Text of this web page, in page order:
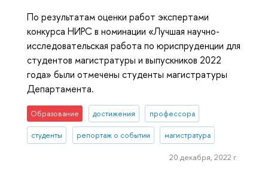
По результатам оценки работ экспертами
конкурса НИРС в номинации «Лучшая научно-
исследовательская работа по юриспруденции для
студентов магистратуры и выпускников 2022
года» были отмечены студенты магистратуры
Департамента.
Образование достижения профессора
студенты репортаж о событии магистратура
20 декабря, 2022 г.